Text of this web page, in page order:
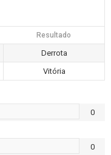
Resultado
Derrota
Vitória
0
0